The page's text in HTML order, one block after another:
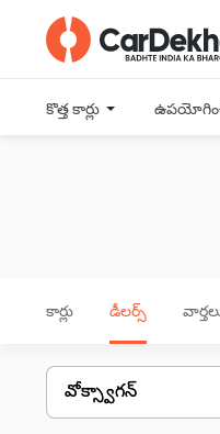
కొత్త కార్లు
కార్లు డీలర్స్